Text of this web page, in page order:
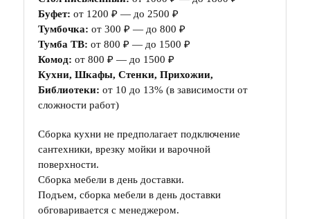
Буфет: от 1200 ₽ — до 2500 ₽
Тумбочка: от 300 ₽ — до 800 ₽
Тумба ТВ: от 800 ₽ — до 1500 ₽
Комод: от 800 ₽ — до 1500 ₽
Кухни, Шкафы, Стенки, Прихожии,
Библиотеки: от 10 до 13% (в зависимости от
сложности работ)
Сборка кухни не предполагает подключение
сантехники, врезку мойки и варочной
поверхности.
Сборка мебели в день доставки.
Подъем, сборка мебели в день доставки
обговаривается с менеджером.